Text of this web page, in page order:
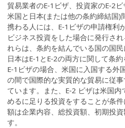
貿易業者のE-1ビザ、投資家のE-2ビ
米国と日本(または他の条約締結国)
携わる人には、E-1ビザの申請権利
ビジネス投資をした場合に発行さ
れらは、条約を結んでいる国の国民
日本はE-1とE-2の両方に関して条約
E-1ビザの場合、米国に入国する外
の間で国際的な実質的な貿易に従
ています。また、E-2 ビザは米国
めるに足りる投資をすることが条
額は企業内容、総投資額、初期投
す。